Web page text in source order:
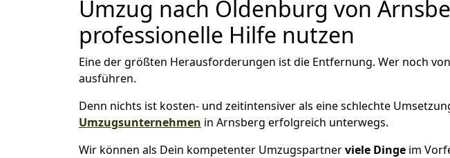
Umzug nach Oldenburg von
professionelle Hilfe nutzen
Eine der größten Herausforderungen ist die Entfernung. Wer noch
ausführen.
Denn nichts ist kosten- und zeitintensiver als eine schlechte
Umzugsunternehmen in Arnsberg erfolgreich unterwegs.
Wir können als Dein kompetenter Umzugspartnerviele Dinge im